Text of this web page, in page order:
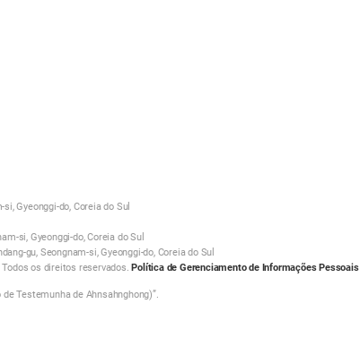
Gyeonggi-do, Coreia do Sul
si, Gyeonggi-do, Coreia do Sul
gu, Seongnam-si, Gyeonggi-do, Coreia do Sul
Todos os direitos reservados.Política de Gerenciamento de Informações Pessoais
Testemunha de Ahnsahnghong)”.